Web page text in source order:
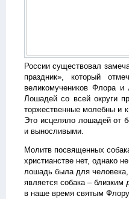
России существовал
праздник», который
великомучеников Флора и
Лошадей со всей округи
торжественные молебны и
Это исцеляло лошадей от
и выносливыми.
Молитв посвященных
христианстве нет, однако
лошадь была для
является собака –
в наше время святым